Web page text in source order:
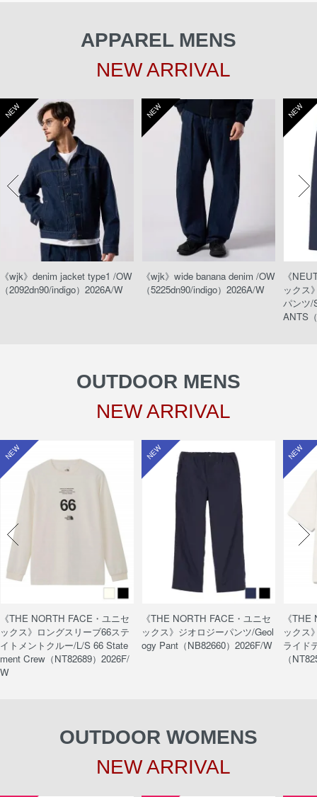
APPAREL MENS
NEW ARRIVAL
NEW
《wjk》denim jacket type1 /OW
（2092dn90/indigo）2026A/W
NEW
《wjk》wide banana denim /OW
（5225dn90/indigo）2026A/W
NEW
《
ックス
パンツ
ANTS
OUTDOOR MENS
NEW ARRIVAL
NEW
《THE NORTH FACE・ユニセ
ックス》ロングスリーブ66ステ
イトメントクルー/L/S 66 State
ment Crew（NT82689）2026F/
W
NEW
《THE NORTH FACE・ユニセ
ックス》ジオロジーパンツ/Geol
ogy Pant（NB82660）2026F/W
NEW
《
ックス
ライド
（
OUTDOOR WOMENS
NEW ARRIVAL